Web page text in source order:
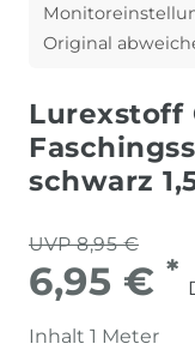
Original
Lurexstoff
schwarz
UVP 8,95 €
6,95 € *
Inhalt 1 Meter